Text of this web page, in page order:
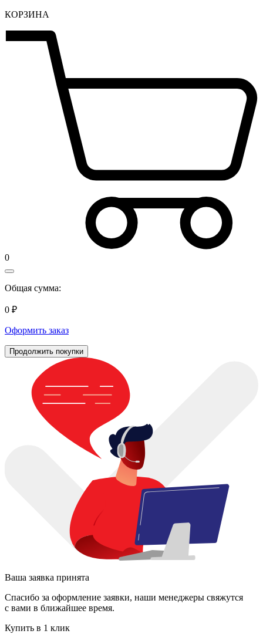
КОРЗИНА
0
Общая сумма:
0 ₽
Оформить заказ
Продолжить покупки
Ваша заявка принята
Спасибо за оформление заявки, наши менеджеры свяжутся
с вами в ближайшее время.
Купить в 1 клик